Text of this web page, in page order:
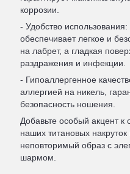
коррозии.
- Удобство
обеспечивает легкое и
на лабрет, а гладкая
раздражения и инфекции.
- Гипоаллергенное
аллергией на никель,
безопасность ношения.
Добавьте особый акцент
наших титановых
неповторимый образ с
шармом.